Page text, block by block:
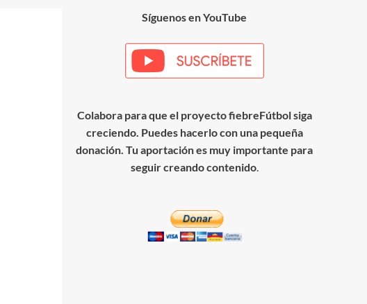
Síguenos en YouTube
Colabora para que el proyecto fiebreFútbol siga
creciendo. Puedes hacerlo con una pequeña
donación. Tu aportación es muy importante para
seguir creando contenido.